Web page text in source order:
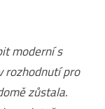
moderní s
rozhodnutí pro
zůstala.